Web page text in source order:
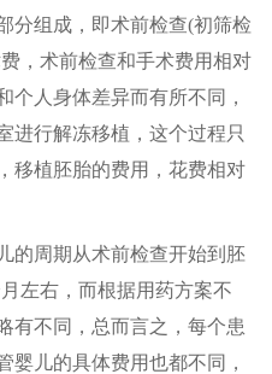
分组成，即术前检查(初筛检
，术前检查和手术费用相对
个人身体差异而有所不同，
进行解冻移植，这个过程只
移植胚胎的费用，花费相对
周期从术前检查开始到胚
左右，而根据用药方案不
有不同，总而言之，每个患
婴儿的具体费用也都不同，